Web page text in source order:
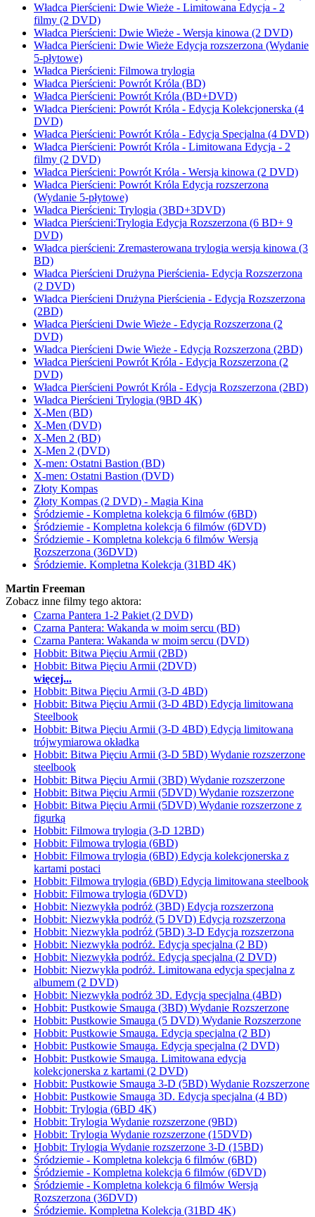
Władca Pierścieni: Dwie Wieże - Limitowana Edycja - 2
filmy (2 DVD)
Władca Pierścieni: Dwie Wieże - Wersja kinowa (2 DVD)
Władca Pierścieni: Dwie Wieże Edycja rozszerzona (Wydanie
5-płytowe)
Władca Pierścieni: Filmowa trylogia
Władca Pierścieni: Powrót Króla (BD)
Władca Pierścieni: Powrót Króla (BD+DVD)
Władca Pierścieni: Powrót Króla - Edycja Kolekcjonerska (4
DVD)
Władca Pierścieni: Powrót Króla - Edycja Specjalna (4 DVD)
Władca Pierścieni: Powrót Króla - Limitowana Edycja - 2
filmy (2 DVD)
Władca Pierścieni: Powrót Króla - Wersja kinowa (2 DVD)
Władca Pierścieni: Powrót Króla Edycja rozszerzona
(Wydanie 5-płytowe)
Władca Pierścieni: Trylogia (3BD+3DVD)
Władca Pierścieni:Trylogia Edycja Rozszerzona (6 BD+ 9
DVD)
Władca pierścieni: Zremasterowana trylogia wersja kinowa (3
BD)
Władca Pierścieni Drużyna Pierścienia- Edycja Rozszerzona
(2 DVD)
Władca Pierścieni Drużyna Pierścienia - Edycja Rozszerzona
(2BD)
Władca Pierścieni Dwie Wieże - Edycja Rozszerzona (2
DVD)
Władca Pierścieni Dwie Wieże - Edycja Rozszerzona (2BD)
Władca Pierścieni Powrót Króla - Edycja Rozszerzona (2
DVD)
Władca Pierścieni Powrót Króla - Edycja Rozszerzona (2BD)
Władca Pierścieni Trylogia (9BD 4K)
X-Men (BD)
X-Men (DVD)
X-Men 2 (BD)
X-Men 2 (DVD)
X-men: Ostatni Bastion (BD)
X-men: Ostatni Bastion (DVD)
Złoty Kompas
Złoty Kompas (2 DVD) - Magia Kina
Śródziemie - Kompletna kolekcja 6 filmów (6BD)
Śródziemie - Kompletna kolekcja 6 filmów (6DVD)
Śródziemie - Kompletna kolekcja 6 filmów Wersja
Rozszerzona (36DVD)
Śródziemie. Kompletna Kolekcja (31BD 4K)
Martin Freeman
Zobacz inne filmy tego aktora:
Czarna Pantera 1-2 Pakiet (2 DVD)
Czarna Pantera: Wakanda w moim sercu (BD)
Czarna Pantera: Wakanda w moim sercu (DVD)
Hobbit: Bitwa Pięciu Armii (2BD)
Hobbit: Bitwa Pięciu Armii (2DVD)
więcej...
Hobbit: Bitwa Pięciu Armii (3-D 4BD)
Hobbit: Bitwa Pięciu Armii (3-D 4BD) Edycja limitowana
Steelbook
Hobbit: Bitwa Pięciu Armii (3-D 4BD) Edycja limitowana
trójwymiarowa okładka
Hobbit: Bitwa Pięciu Armii (3-D 5BD) Wydanie rozszerzone
steelbook
Hobbit: Bitwa Pięciu Armii (3BD) Wydanie rozszerzone
Hobbit: Bitwa Pięciu Armii (5DVD) Wydanie rozszerzone
Hobbit: Bitwa Pięciu Armii (5DVD) Wydanie rozszerzone z
figurką
Hobbit: Filmowa trylogia (3-D 12BD)
Hobbit: Filmowa trylogia (6BD)
Hobbit: Filmowa trylogia (6BD) Edycja kolekcjonerska z
kartami postaci
Hobbit: Filmowa trylogia (6BD) Edycja limitowana steelbook
Hobbit: Filmowa trylogia (6DVD)
Hobbit: Niezwykła podróż (3BD) Edycja rozszerzona
Hobbit: Niezwykła podróż (5 DVD) Edycja rozszerzona
Hobbit: Niezwykła podróż (5BD) 3-D Edycja rozszerzona
Hobbit: Niezwykła podróż. Edycja specjalna (2 BD)
Hobbit: Niezwykła podróż. Edycja specjalna (2 DVD)
Hobbit: Niezwykła podróż. Limitowana edycja specjalna z
albumem (2 DVD)
Hobbit: Niezwykła podróż 3D. Edycja specjalna (4BD)
Hobbit: Pustkowie Smauga (3BD) Wydanie Rozszerzone
Hobbit: Pustkowie Smauga (5 DVD) Wydanie Rozszerzone
Hobbit: Pustkowie Smauga. Edycja specjalna (2 BD)
Hobbit: Pustkowie Smauga. Edycja specjalna (2 DVD)
Hobbit: Pustkowie Smauga. Limitowana edycja
kolekcjonerska z kartami (2 DVD)
Hobbit: Pustkowie Smauga 3-D (5BD) Wydanie Rozszerzone
Hobbit: Pustkowie Smauga 3D. Edycja specjalna (4 BD)
Hobbit: Trylogia (6BD 4K)
Hobbit: Trylogia Wydanie rozszerzone (9BD)
Hobbit: Trylogia Wydanie rozszerzone (15DVD)
Hobbit: Trylogia Wydanie rozszerzone 3-D (15BD)
Śródziemie - Kompletna kolekcja 6 filmów (6BD)
Śródziemie - Kompletna kolekcja 6 filmów (6DVD)
Śródziemie - Kompletna kolekcja 6 filmów Wersja
Rozszerzona (36DVD)
Śródziemie. Kompletna Kolekcja (31BD 4K)